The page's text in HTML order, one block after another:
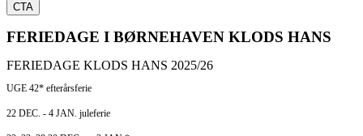
CTA
FERIEDAGE I BØRNEHAVEN KLODS HANS
FERIEDAGE KLODS HANS 2025/26
UGE 42* efterårsferie
22 DEC. - 4 JAN. juleferie